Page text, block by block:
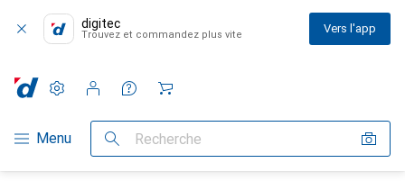
digitec
Trouvez et commandez plus vite Vers l'app
Navigation par catégorie
Menu Recherche
Paramètres
Compte client
Listes de comparaison
Listes d'envies
Panier